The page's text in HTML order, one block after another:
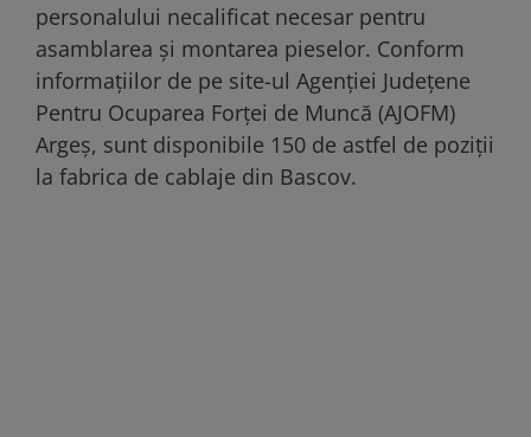
personalului necalificat necesar pentru
asamblarea și montarea pieselor. Conform
informațiilor de pe site-ul Agenției Județene
Pentru Ocuparea Forței de Muncă (AJOFM)
Argeș, sunt disponibile 150 de astfel de poziții
la fabrica de cablaje din Bascov.